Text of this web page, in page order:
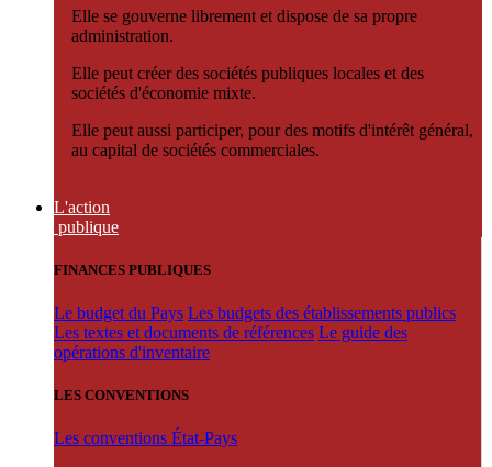
Elle se gouverne librement et dispose de sa propre
administration.
Elle peut créer des sociétés publiques locales et des
sociétés d'économie mixte.
Elle peut aussi participer, pour des motifs d'intérêt général,
au capital de sociétés commerciales.
L'action
publique
FINANCES PUBLIQUES
Le budget du Pays Les budgets des établissements publics
Les textes et documents de références Le guide des
opérations d'inventaire
LES CONVENTIONS
Les conventions État-Pays